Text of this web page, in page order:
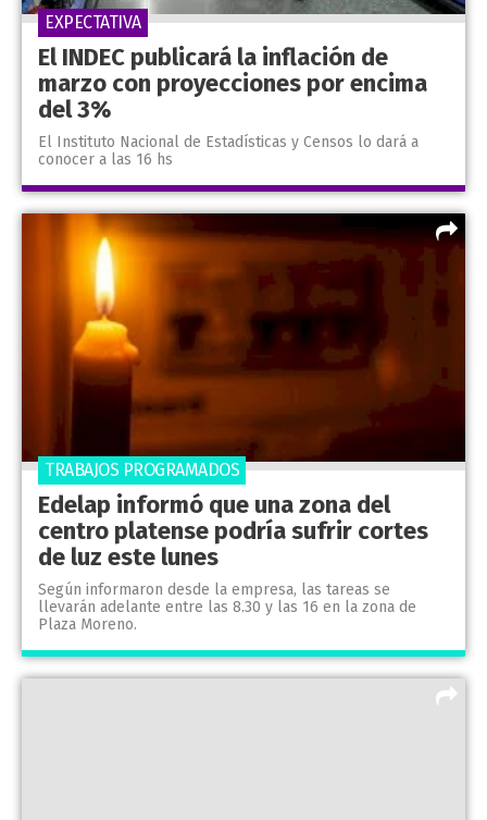
El INDEC publicará la inflación de
marzo con proyecciones por encima
del 3%
El Instituto Nacional de Estadísticas y Censos lo dará a
conocer a las 16 hs
EXPECTATIVA
Edelap informó que una zona del
centro platense podría sufrir cortes
de luz este lunes
Según informaron desde la empresa, las tareas se
llevarán adelante entre las 8.30 y las 16 en la zona de
Plaza Moreno.
TRABAJOS PROGRAMADOS